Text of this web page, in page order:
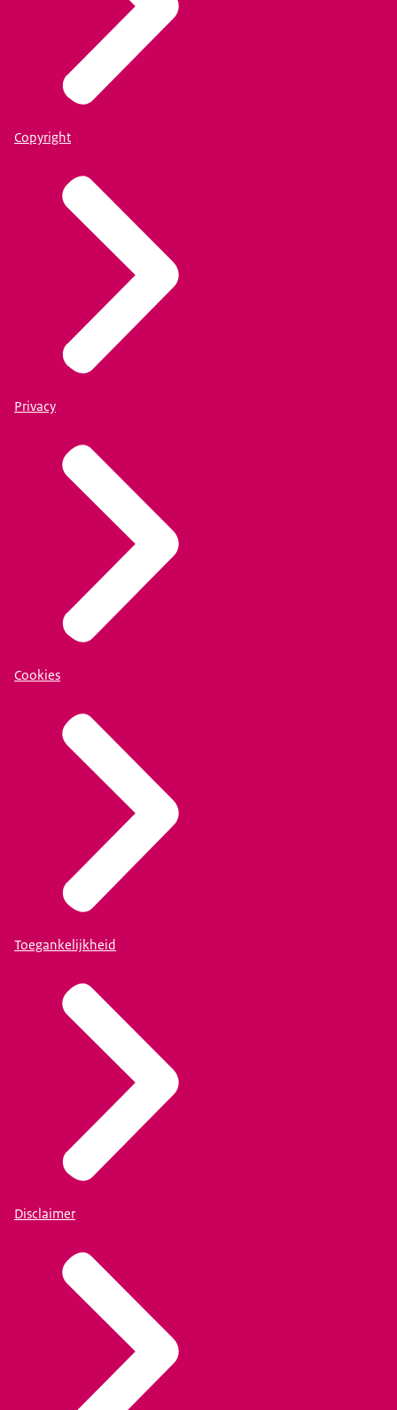
Copyright
Privacy
Cookies
Toegankelijkheid
Disclaimer